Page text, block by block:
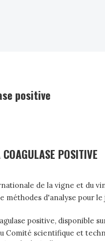
positive
POSITIVE
de la vigne et du
méthodes d'analyse pour
positive, disponible
Comité scientifique et